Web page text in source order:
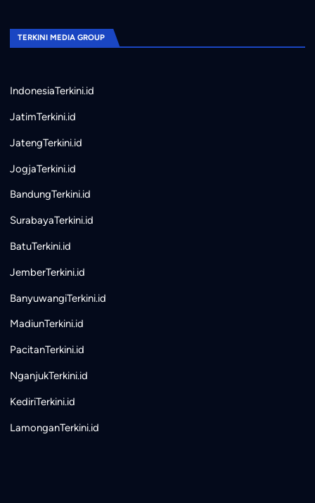
TERKINI MEDIA GROUP
IndonesiaTerkini.id
JatimTerkini.id
JatengTerkini.id
JogjaTerkini.id
BandungTerkini.id
SurabayaTerkini.id
BatuTerkini.id
JemberTerkini.id
BanyuwangiTerkini.id
MadiunTerkini.id
PacitanTerkini.id
NganjukTerkini.id
KediriTerkini.id
LamonganTerkini.id